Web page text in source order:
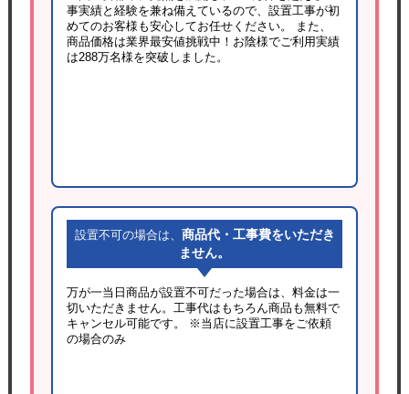
事実績と経験を兼ね備えているので、設置工事が初
めてのお客様も安心してお任せください。 また、
商品価格は業界最安値挑戦中！お陰様でご利用実績
は288万名様を突破しました。
設置不可の場合は、 商品代・工事費をいただき
ません。
万が一当日商品が設置不可だった場合は、料金は一
切いただきません。工事代はもちろん商品も無料で
キャンセル可能です。
※当店に設置工事をご依頼
の場合のみ